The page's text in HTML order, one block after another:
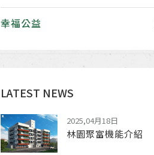
幸福公益
LATEST NEWS
2025,04月18日
林園聚富機能介紹